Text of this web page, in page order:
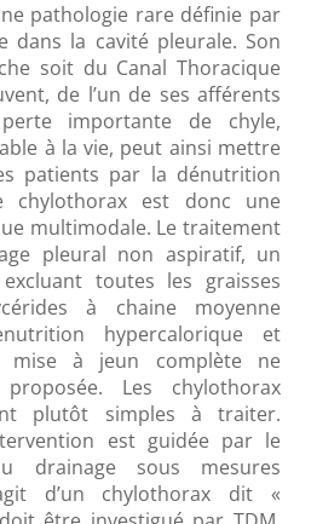
pathologie rare définie par
dans la cavité pleurale. Son
soit du Canal Thoracique
de l’un de ses afférents
importante de chyle,
à la vie, peut ainsi mettre
patients par la dénutrition
chylothorax est donc une
multimodale. Le traitement
pleural non aspiratif, un
toutes les graisses
à chaine moyenne
hypercalorique et
mise à jeun complète ne
Les chylothorax
plutôt simples à traiter.
est guidée par le
drainage sous mesures
d’un chylothorax dit «